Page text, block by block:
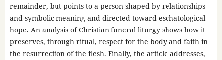
remainder, but points to a person shaped by relationships
and symbolic meaning and directed toward eschatological
hope. An analysis of Christian funeral liturgy shows how it
preserves, through ritual, respect for the body and faith in
the resurrection of the flesh. Finally, the article addresses,